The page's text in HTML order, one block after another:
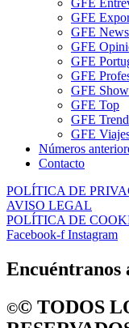
GFE
GFE News
GFE
GFE
GFE
GFE Show
GFE Top
GFE
GFE
Números
Contacto
POLÍTICA DE
AVISO LEGAL
POLÍTICA DE
Facebook-f Instagram
Encuéntranos
©️©️ TODOS